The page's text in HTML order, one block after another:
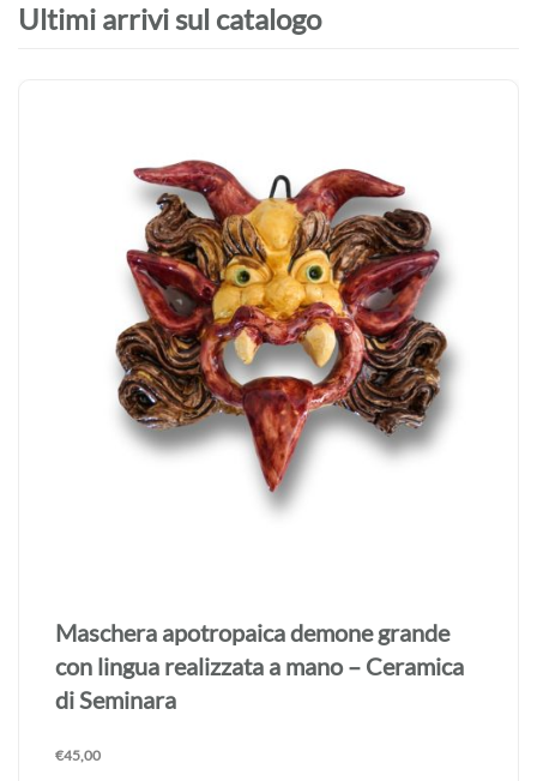
Ultimi arrivi sul catalogo
Maschera apotropaica demone grande
con lingua realizzata a mano – Ceramica
di Seminara
€45,00